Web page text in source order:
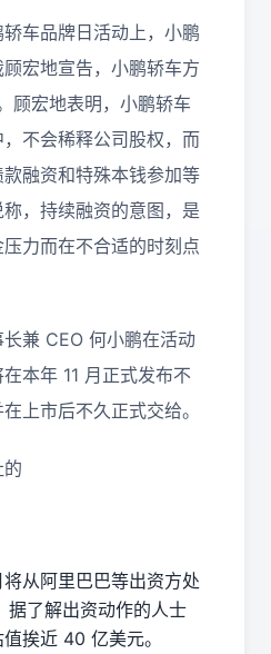
车品牌日活动上，小鹏
宏地宣告，小鹏轿车方
顾宏地表明，小鹏轿车
不会稀释公司股权，而
融资和特殊本钱参加等
，持续融资的意图，是
力而在不合适的时刻点
兼 CEO 何小鹏在活动
本年 11 月正式发布不
上市后不久正式交给。
从阿里巴巴等出资方处
据了解出资动作的人士
挨近 40 亿美元。